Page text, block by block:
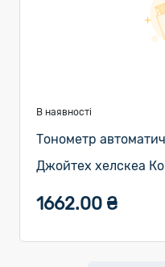
В наявності
Тонометр
Джойтех хелскеа
1662.00 ₴